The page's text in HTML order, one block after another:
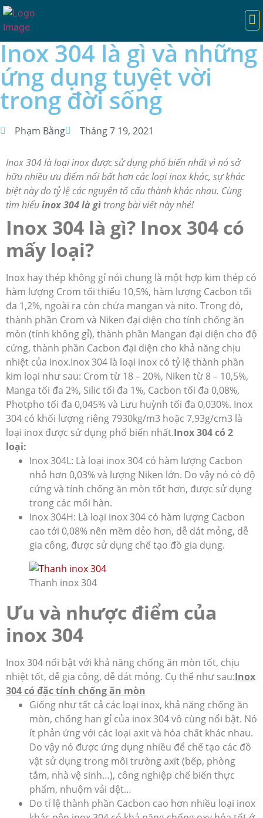
Inox 304 là gì và những
ứng dụng tuyệt vời
trong đời sống
Phạm Bằng Tháng 7 19, 2021
Inox 304 là loại inox được sử dụng phổ biến nhất vì nó sở
hữu nhiều ưu điểm nổi bất hơn các loại inox khác, sự khác
biệt này do tỷ lệ các nguyên tố cấu thành khác nhau. Cùng
tìm hiểuinox 304 là gì trong bài viết này nhé!
Inox 304 là gì? Inox 304 có
mấy loại?
Inox hay thép không gỉ nói chung là một hợp kim thép có
hàm lượng Crom tối thiểu 10,5%, hàm lượng Cacbon tối
đa 1,2%, ngoài ra còn chứa mangan và nito. Trong đó,
thành phần Crom và Niken đại diện cho tính chống ăn
mòn (tính không gỉ), thành phần Mangan đại diện cho độ
cứng, thành phần Cacbon đại diện cho khả năng chịu
nhiệt của inox.Inox 304 là loại inox có tỷ lệ thành phần
kim loại như sau: Crom từ 18 – 20%, Niken từ 8 – 10,5%,
Manga tối đa 2%, Silic tối đa 1%, Cacbon tối đa 0,08%,
Photpho tối đa 0,045% và Lưu huỳnh tối đa 0,030%. Inox
304 có khối lượng riêng 7930kg/m3 hoặc 7,93g/cm3 là
loại inox được sử dụng phổ biến nhất.Inox 304 có 2
loại:
Inox 304L: Là loại inox 304 có hàm lượng Cacbon
nhỏ hơn 0,03% và lượng Niken lớn. Do vậy nó có độ
cứng và tính chống ăn mòn tốt hơn, được sử dụng
trong các mối hàn.
Inox 304H: Là loại inox 304 có hàm lượng Cacbon
cao tới 0,08% nên mềm dẻo hơn, dễ dát mỏng, dễ
gia công, được sử dụng chế tạo đồ gia dụng.
Thanh inox 304
Ưu và nhược điểm của
inox 304
Inox 304 nổi bật với khả năng chống ăn mòn tốt, chịu
nhiệt tốt, dễ gia công, dễ dát mỏng. Cụ thể như sau:Inox
304 có đặc tính chống ăn mòn
Giống như tất cả các loại inox, khả năng chống ăn
mòn, chống han gỉ của inox 304 vô cùng nổi bật. Nó
ít phản ứng với các loại axit và hóa chất khác nhau.
Do vậy nó được ứng dụng nhiều để chế tạo các đồ
vật sử dụng trong môi trường axit (bếp, phòng
tắm, nhà vệ sinh…), công nghiệp chế biến thực
phẩm, nhuộm vải dệt…
Do tỉ lệ thành phần Cacbon cao hơn nhiều loại inox